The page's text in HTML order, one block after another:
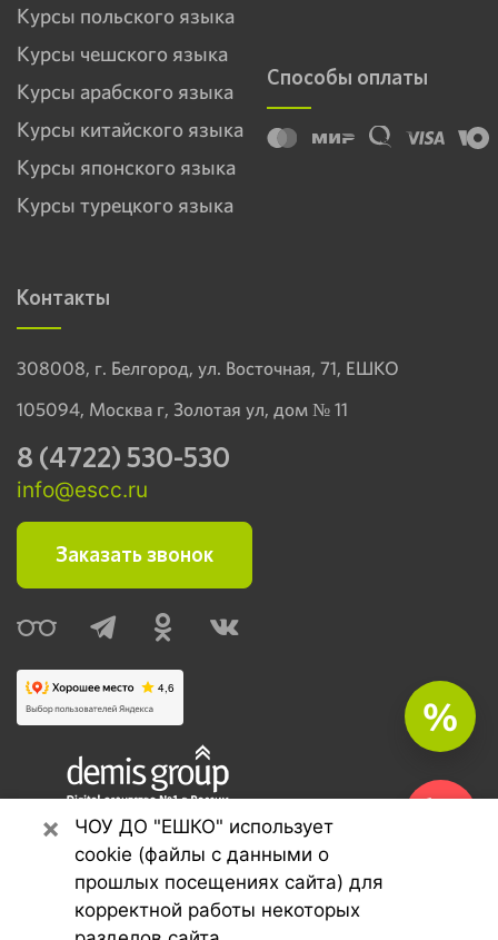
%
Способы оплаты
Курсы польского языка
Курсы чешского языка
Курсы арабского языка
Курсы китайского языка
Курсы японского языка
Курсы турецкого языка
Контакты
308008, г. Белгород, ул. Восточная, 71, ЕШКО
105094, Москва г, Золотая ул, дом № 11
8 (4722) 530-530
info@escc.ru
Заказать звонок
Seo продвижение сайтов
Demis Group
©"ЕШКО",2026.
ЧОУ ДО "ЕШКО" использует
cookie (файлы с данными о
прошлых посещениях сайта) для
корректной работы некоторых
×